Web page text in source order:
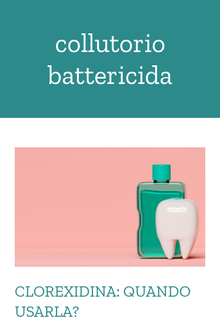
collutorio
battericida
CLOREXIDINA: QUANDO
USARLA?